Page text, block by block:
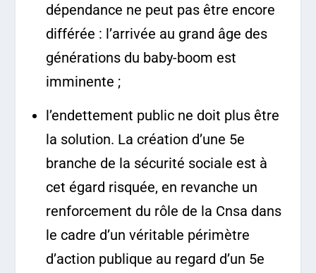
dépendance ne peut pas être encore
différée : l’arrivée au grand âge des
générations du baby-boom est
imminente ;
l’endettement public ne doit plus être
la solution. La création d’une 5e
branche de la sécurité sociale est à
cet égard risquée, en revanche un
renforcement du rôle de la Cnsa dans
le cadre d’un véritable périmètre
d’action publique au regard d’un 5e